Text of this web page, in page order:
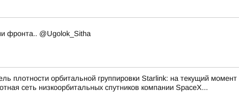
фронта.. @Ugolok_Sitha
плотности орбитальной группировки Starlink: на текущий
сеть низкоорбитальных спутников компании SpaceX...